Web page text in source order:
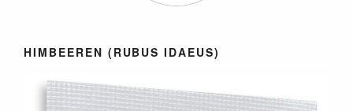
HIMBEEREN (RUBUS IDAEUS)